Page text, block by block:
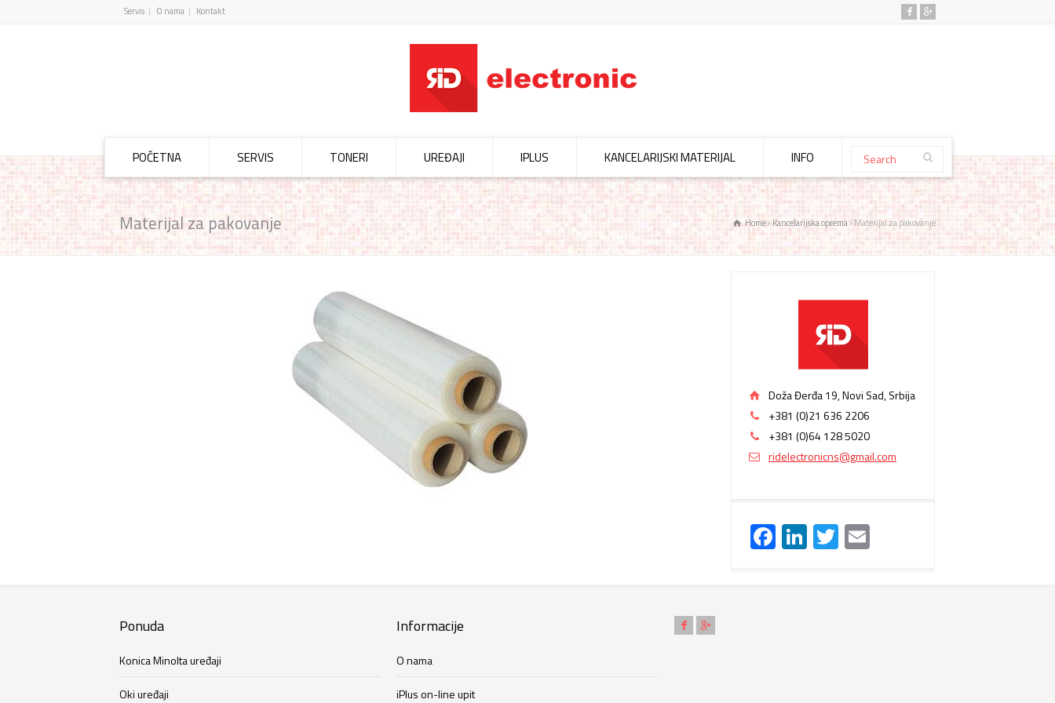
Servis O nama Kontakt
POČETNA SERVIS TONERI UREĐAJI IPLUS KANCELARIJSKI MATERIJAL INFO
Materijal za pakovanje Home Kancelarijska oprema Materijal za pakovanje
Doža Đerđa 19, Novi Sad, Srbija
+381 (0)21 636 2206
+381 (0)64 128 5020
ridelectronicns@gmail.com
Facebook
LinkedIn
Twitter
Ponuda
Konica Minolta uređaji
Oki uređaji
Informacije
O nama
iPlus on-line upit